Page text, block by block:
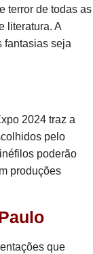
terror de todas as
literatura. A
fantasias seja
2024 traz a
pelo
poderão
produções
que